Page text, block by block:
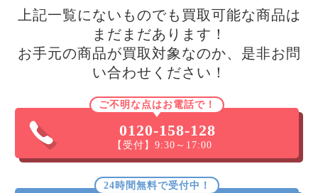
上記一覧にないものでも買取可能な商品は
まだまだあります！
お手元の商品が買取対象なのか、是非お問
い合わせください！
ご不明な点はお電話で！
0120-158-128
【受付】9:30～17:00
24時間無料で受付中！